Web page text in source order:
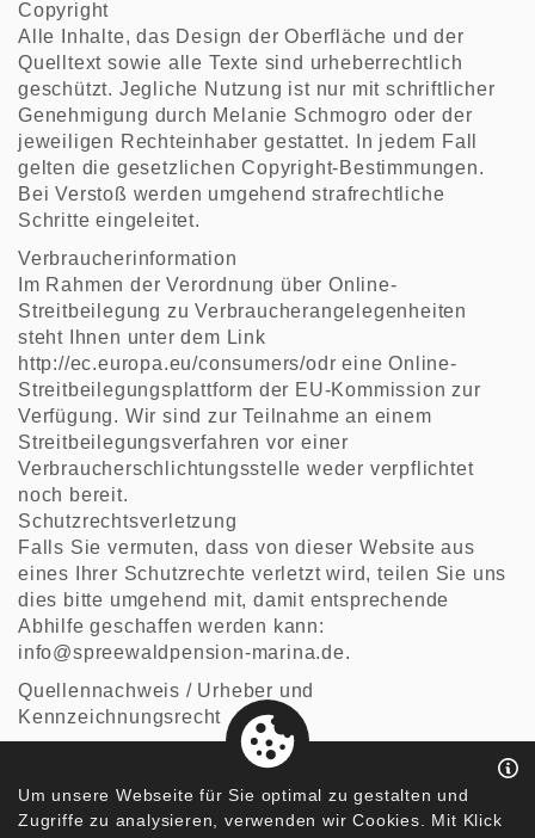
Copyright
Alle Inhalte, das Design der Oberfläche und der
Quelltext sowie alle Texte sind urheberrechtlich
geschützt. Jegliche Nutzung ist nur mit schriftlicher
Genehmigung durch Melanie Schmogro oder der
jeweiligen Rechteinhaber gestattet. In jedem Fall
gelten die gesetzlichen Copyright-Bestimmungen.
Bei Verstoß werden umgehend strafrechtliche
Schritte eingeleitet.
Verbraucherinformation
Im Rahmen der Verordnung über Online-
Streitbeilegung zu Verbraucherangelegenheiten
steht Ihnen unter dem Link
http://ec.europa.eu/consumers/odr eine Online-
Streitbeilegungsplattform der EU-Kommission zur
Verfügung. Wir sind zur Teilnahme an einem
Streitbeilegungsverfahren vor einer
Verbraucherschlichtungsstelle weder verpflichtet
noch bereit.
Schutzrechtsverletzung
Falls Sie vermuten, dass von dieser Website aus
eines Ihrer Schutzrechte verletzt wird, teilen Sie uns
dies bitte umgehend mit, damit entsprechende
Abhilfe geschaffen werden kann:
info@spreewaldpension-marina.de.
Quellennachweis / Urheber und
Kennzeichnungsrecht
Fotolia
Jegasoft Media
Um unsere Webseite für Sie optimal zu gestalten und
Zugriffe zu analysieren, verwenden wir Cookies. Mit Klick